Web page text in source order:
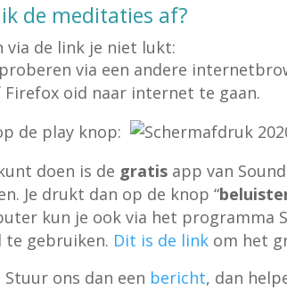
de meditaties af?
via de link je niet lukt:
via een andere
Firefox oid naar internet te gaan.
de play knop:
doen is de gratis app van
Je drukt dan op de knop “
kun je ook via het programma
te gebruiken. Dit is de link om het
ons dan een bericht, dan